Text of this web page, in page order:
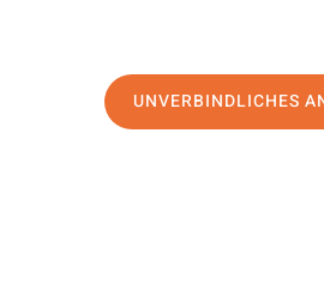
UNVERBINDLICHES